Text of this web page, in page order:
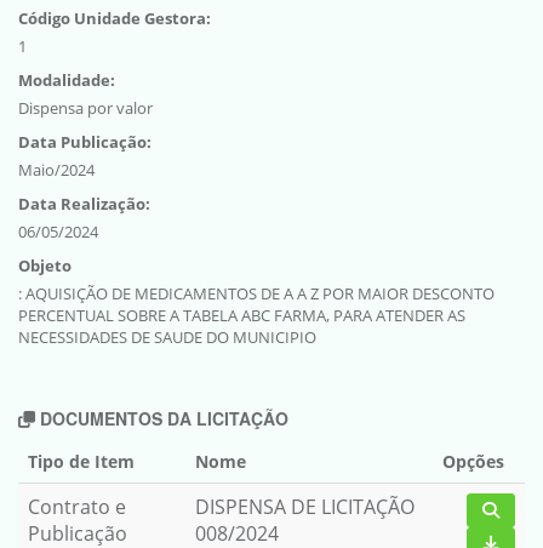
Código Unidade Gestora:
1
Modalidade:
Dispensa por valor
Data Publicação:
Maio/2024
Data Realização:
06/05/2024
Objeto
: AQUISIÇÃO DE MEDICAMENTOS DE A A Z POR MAIOR DESCONTO
PERCENTUAL SOBRE A TABELA ABC FARMA, PARA ATENDER AS
NECESSIDADES DE SAUDE DO MUNICIPIO
DOCUMENTOS DA LICITAÇÃO
Tipo de Item Nome Opções
Contrato e
Publicação
DISPENSA DE LICITAÇÃO
008/2024